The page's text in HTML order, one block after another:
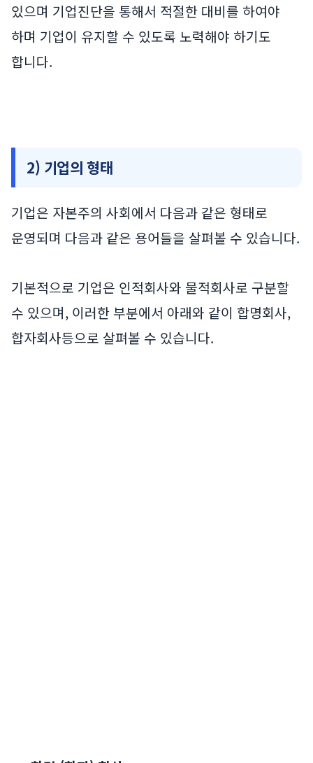
있으며 기업진단을 통해서 적절한 대비를 하여야
하며 기업이 유지할 수 있도록 노력해야 하기도
합니다.
2) 기업의 형태
기업은 자본주의 사회에서 다음과 같은 형태로
운영되며 다음과 같은 용어들을 살펴볼 수 있습니다.
기본적으로 기업은 인적회사와 물적회사로 구분할
수 있으며, 이러한 부분에서 아래와 같이 합명회사,
합자회사등으로 살펴볼 수 있습니다.